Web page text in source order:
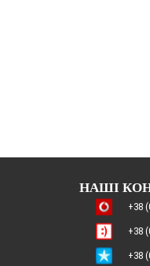
НАШІ
+38
+38
+38